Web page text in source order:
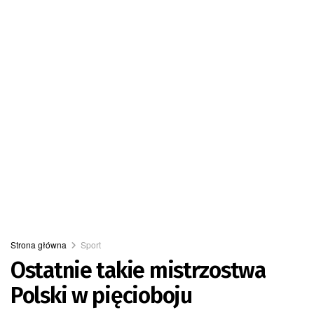
Strona główna Sport
Ostatnie takie mistrzostwa
Polski w pięcioboju